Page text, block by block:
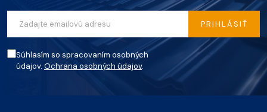
Súhlasím so spracovaním osobných
údajov. Ochrana osobných údajov.
PRIHLÁSIŤ